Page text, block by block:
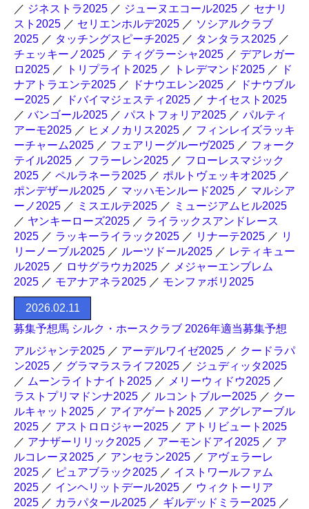
／ ジネストラ2025 ／ ジューヌエコール2025 ／ セナリ
スト2025 ／ セリエンホルデ2025 ／ ソシアルクラブ
2025 ／ タッチングスピーチ2025 ／ タンタラス2025 ／
チェッキーノ2025 ／ ティグラーシャ2025 ／ デアレガー
ロ2025 ／ トリプライト2025 ／ トレデマンド2025 ／
ド
ナアトラエンテ2025 ／ ドナウエレン2025 ／
ドナウブル
ー2025 ／ ドバイマジェスティ2025 ／ ナイセスト2025
／ バンゴール2025 ／ パストフォリア2025 ／ パルティ
アーモ2025 ／ ヒメノカリス2025 ／ フィンレイズラッキ
ーチャーム2025 ／ フェアリーグルーヴ2025 ／ フォーク
テイル2025 ／ フラーレン2025 ／ フローレスマジック
2025 ／ ペルラネーラ2025 ／ ポルトヴェッキオ2025 ／
ポンデザール2025 ／ マッハモンルード2025 ／ マルシア
ーノ2025 ／ ミスエルテ2025 ／ ミュージアムヒル2025
／ ヤンキーローズ2025 ／ ライラックスアンドレース
2025 ／ ラッキーライラック2025 ／ リナーテ2025 ／ リ
リーノーブル2025 ／ ルーツドール2025 ／ レティキュー
ル2025 ／ ロサグラウカ2025 ／ メジャーエンブレム
2025 ／ モアナアネラ2025 ／ モンファボリ2025
2026.02.11
募集予想馬 シルク・ホースクラブ 2026年適当募集予想
アルジャンテ2025 ／ アーデルワイゼ2025 ／ クードラパ
ン2025 ／ グラマラスライフ2025 ／ ジュディッタ2025
／ ムーンライトナイト2025 ／ メリーウィドウ2025 ／
ラストプリマドンナ2025 ／ ルコントブルー2025 ／ クー
ルキャット2025 ／ アイアゲート2025 ／ アグレアーブル
2025 ／ アストロロジャー2025 ／ アトリビュート2025
／ アナザーリリック2025 ／ アーモンドアイ2025 ／ ア
ルコレーヌ2025 ／ アンセラン2025 ／ アヴェラーレ
2025 ／ ピュアブラック2025 ／ イストワールファム
2025 ／ インヘリットデール2025 ／ ウィクトーリア
2025 ／ カラパタール2025 ／ ギルデッドミラー2025 ／